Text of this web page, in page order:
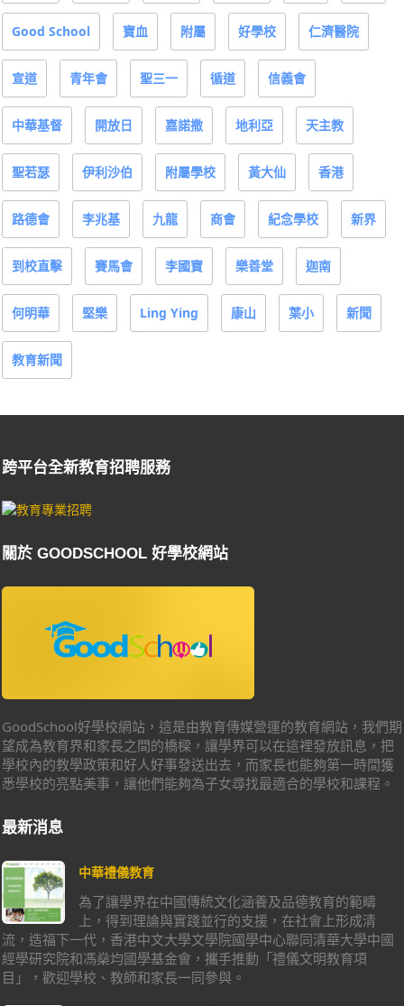
Good School 寶血 附屬 好學校 仁濟醫院
宣道 青年會 聖三一 循道 信義會
中華基督 開放日 嘉諾撒 地利亞 天主教
聖若瑟 伊利沙伯 附屬學校 黃大仙 香港
路德會 李兆基 九龍 商會 紀念學校 新界
到校直擊 賽馬會 李國寶 樂善堂 迦南
何明華 堅樂 Ling Ying 康山 葉小 新聞
教育新聞
跨平台全新教育招聘服務
關於 GOODSCHOOL 好學校網站
GoodSchool好學校網站，這是由教育傳媒營運的教育網站，我們期
望成為教育界和家長之間的橋樑，讓學界可以在這裡發放訊息，把
學校內的教學政策和好人好事發送出去，而家長也能夠第一時間獲
悉學校的亮點美事，讓他們能夠為子女尋找最適合的學校和課程。
最新消息
中華禮儀教育
為了讓學界在中國傳統文化涵養及品德教育的範疇
上，得到理論與實踐並行的支援，在社會上形成清
流，造福下一代，香港中文大學文學院國學中心聯同清華大學中國
經學研究院和馮燊均國學基金會，攜手推動「禮儀文明教育項
目」，歡迎學校、教師和家長一同參與。